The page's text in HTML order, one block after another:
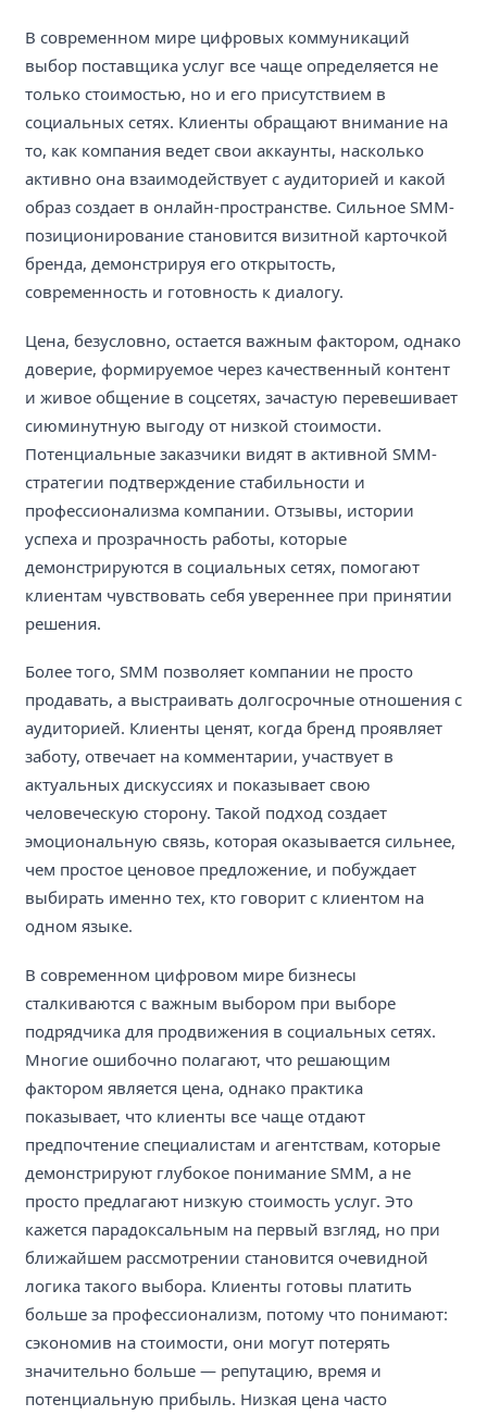
В современном мире цифровых коммуникаций
выбор поставщика услуг все чаще определяется не
только стоимостью, но и его присутствием в
социальных сетях. Клиенты обращают внимание на
то, как компания ведет свои аккаунты, насколько
активно она взаимодействует с аудиторией и какой
образ создает в онлайн-пространстве. Сильное SMM-
позиционирование становится визитной карточкой
бренда, демонстрируя его открытость,
современность и готовность к диалогу.
Цена, безусловно, остается важным фактором, однако
доверие, формируемое через качественный контент
и живое общение в соцсетях, зачастую перевешивает
сиюминутную выгоду от низкой стоимости.
Потенциальные заказчики видят в активной SMM-
стратегии подтверждение стабильности и
профессионализма компании. Отзывы, истории
успеха и прозрачность работы, которые
демонстрируются в социальных сетях, помогают
клиентам чувствовать себя увереннее при принятии
решения.
Более того, SMM позволяет компании не просто
продавать, а выстраивать долгосрочные отношения с
аудиторией. Клиенты ценят, когда бренд проявляет
заботу, отвечает на комментарии, участвует в
актуальных дискуссиях и показывает свою
человеческую сторону. Такой подход создает
эмоциональную связь, которая оказывается сильнее,
чем простое ценовое предложение, и побуждает
выбирать именно тех, кто говорит с клиентом на
одном языке.
В современном цифровом мире бизнесы
сталкиваются с важным выбором при выборе
подрядчика для продвижения в социальных сетях.
Многие ошибочно полагают, что решающим
фактором является цена, однако практика
показывает, что клиенты все чаще отдают
предпочтение специалистам и агентствам, которые
демонстрируют глубокое понимание SMM, а не
просто предлагают низкую стоимость услуг. Это
кажется парадоксальным на первый взгляд, но при
ближайшем рассмотрении становится очевидной
логика такого выбора. Клиенты готовы платить
больше за профессионализм, потому что понимают:
сэкономив на стоимости, они могут потерять
значительно больше — репутацию, время и
потенциальную прибыль. Низкая цена часто